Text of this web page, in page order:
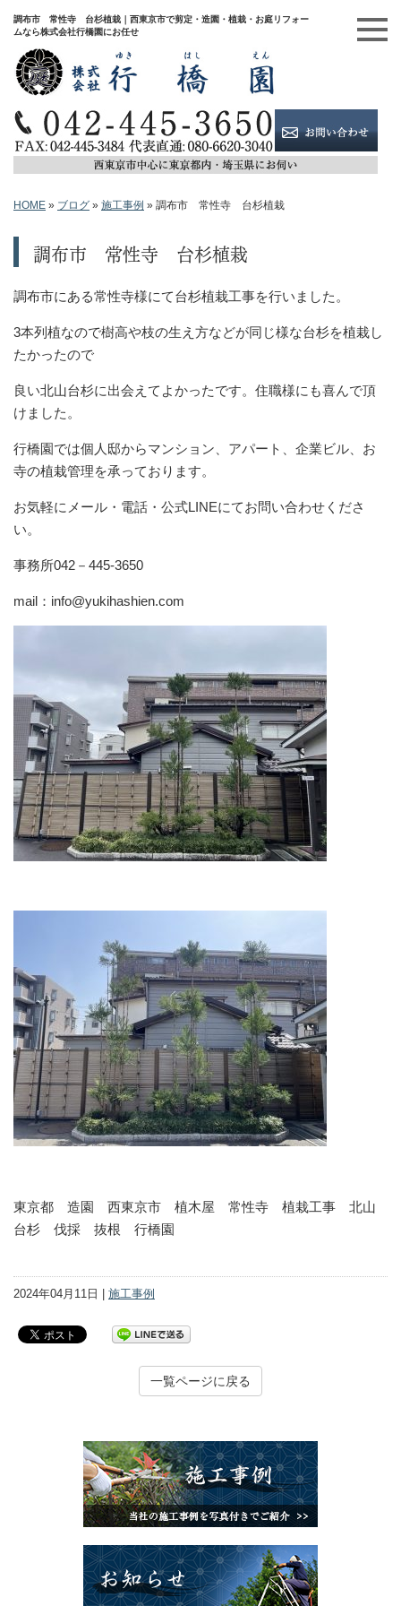
調布市 常性寺 台杉植栽｜西東京市で剪定・造園・植栽・お庭リフォー
ムなら株式会社行橋園にお任せ
HOME » ブログ » 施工事例 » 調布市 常性寺 台杉植栽
調布市 常性寺 台杉植栽
調布市にある常性寺様にて台杉植栽工事を行いました。
3本列植なので樹高や枝の生え方などが同じ様な台杉を植栽し
たかったので
良い北山台杉に出会えてよかったです。住職様にも喜んで頂
けました。
行橋園では個人邸からマンション、アパート、企業ビル、お
寺の植栽管理を承っております。
お気軽にメール・電話・公式LINEにてお問い合わせくださ
い。
事務所042－445-3650
mail：info@yukihashien.com
東京都 造園 西東京市 植木屋 常性寺 植栽工事 北山
台杉 伐採 抜根 行橋園
2024年04月11日 | 施工事例
一覧ページに戻る